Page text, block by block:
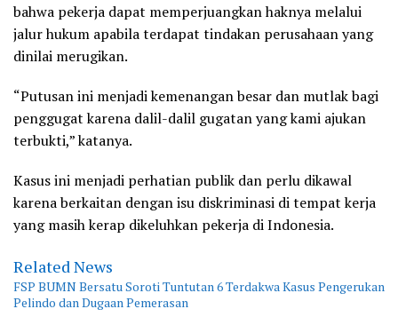
bahwa pekerja dapat memperjuangkan haknya melalui
jalur hukum apabila terdapat tindakan perusahaan yang
dinilai merugikan.
“Putusan ini menjadi kemenangan besar dan mutlak bagi
penggugat karena dalil-dalil gugatan yang kami ajukan
terbukti,” katanya.
Kasus ini menjadi perhatian publik dan perlu dikawal
karena berkaitan dengan isu diskriminasi di tempat kerja
yang masih kerap dikeluhkan pekerja di Indonesia.
Related News
FSP BUMN Bersatu Soroti Tuntutan 6 Terdakwa Kasus Pengerukan
Pelindo dan Dugaan Pemerasan